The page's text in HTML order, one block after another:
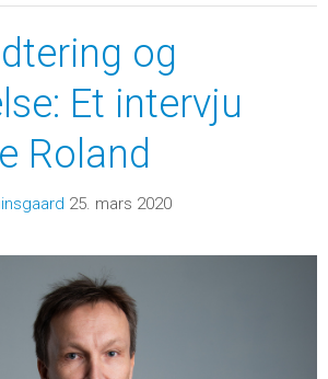
og
Et intervju
Roland
25. mars 2020